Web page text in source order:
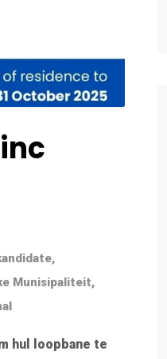
,
Munisipaliteit,
hul loopbane te